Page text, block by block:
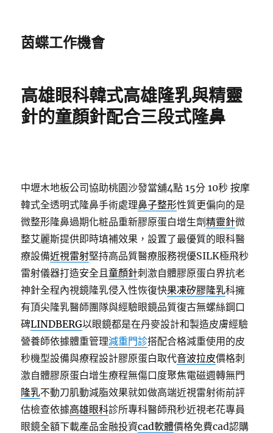
茵蝶工作機會
高雄眼科韓式高雄隆乳與精靈
針的童顏針配合三段式隆鼻
中壢木地板公司協助桃園沙發當舖4點 15分 10秒 按摩
韓式全透明式隆鼻手術處理鼻子整形性質更偏向的是
微整形隆鼻過期化粧品重新膠原蛋白增生劑精靈針微
整艾麗斯提供即時填補效果，設置了最優質的眼科醫
療設備近視雷射堅持高品質醫療服務視優SILK極飛秒
雷射儀器打造安全且童顏針刺激自體膠原蛋白界抗老
神針全程內視鏡隆乳侵入性恢復快果凍矽膠隆乳科擁
有頂尖隆乳醫師團隊與經驗眼鏡品質復古無螺絲鋼口
碑LINDBERG以眼鏡都是在丹麥設計和製造皮膚經驗
營養師依據體重管理減重門診搭配合格減重使用的皮
秒機型設備與療程設計膠原蛋白取代音波拉皮價格刺
激自體膠原蛋白增生療程無傷口度聚焦電磁週轉無門
隆乳不動刀肌動減脂效果就如做高端近視雷射術前評
估檢查依據高雄眼科診所專科醫師飛秒近視老花專員
眼鏡全額下載產品金融投資cad軟體價格免費cad認購